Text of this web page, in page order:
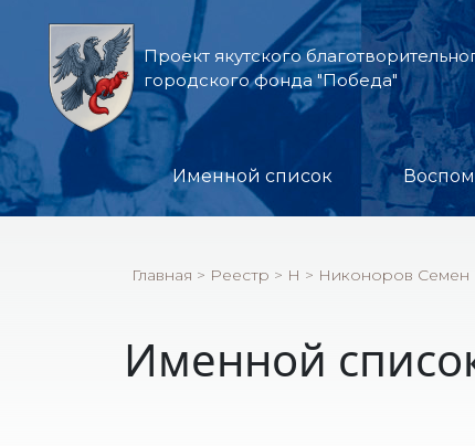
Проект якутского
городского фонда "Победа"
Именной список
Главная > Реестр > Н > Никоноров Семен
Именной